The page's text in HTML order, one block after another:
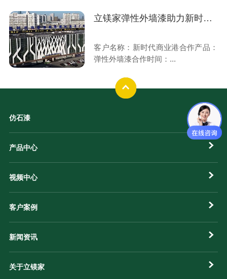
立镁家弹性外墙漆助力新时代商业港打造持久美观新地标
客户名称：新时代商业港合作产品：
弹性外墙漆合作时间：...
仿石漆
产品中心
视频中心
客户案例
新闻资讯
关于立镁家